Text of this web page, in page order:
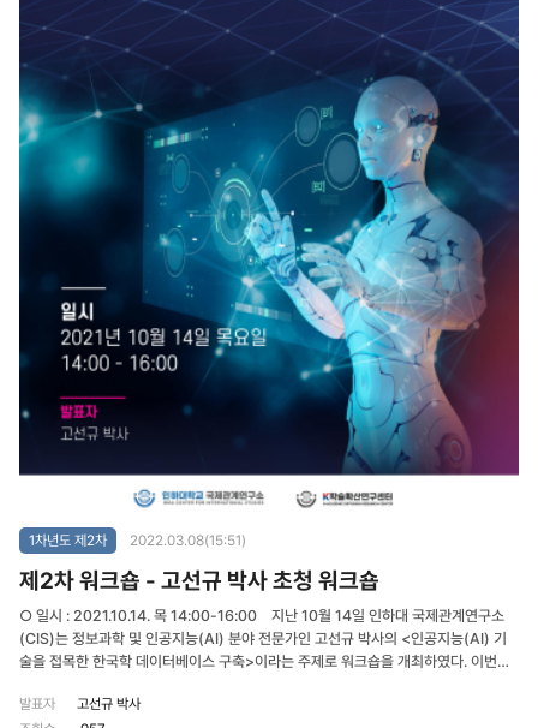
1차년도 제2차 2022.03.08(15:51)
제2차 워크숍 - 고선규 박사 초청 워크숍
○ 일시 : 2021.10.14. 목 14:00-16:00 지난 10월 14일 인하대 국제관계연구소
(CIS)는 정보과학 및 인공지능(AI) 분야 전문가인 고선규 박사의 <인공지능(AI) 기
술을 접목한 한국학 데이터베이스 구축>이라는 주제로 워크숍을 개최하였다. 이번에
업>의 연구 성과를 확산시키고 K-학술의 국내외 위상 제고 방안을 모색하기 위한 자
발표자
고선규 박사